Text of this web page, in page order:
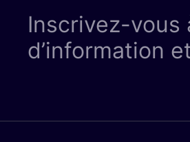
Inscrivez-vous
d’information